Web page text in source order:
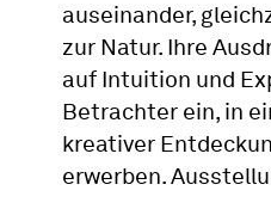
auseinander,
zur Natur. Ihre
auf Intuition und
Betrachter ein, in
kreativer
erwerben.